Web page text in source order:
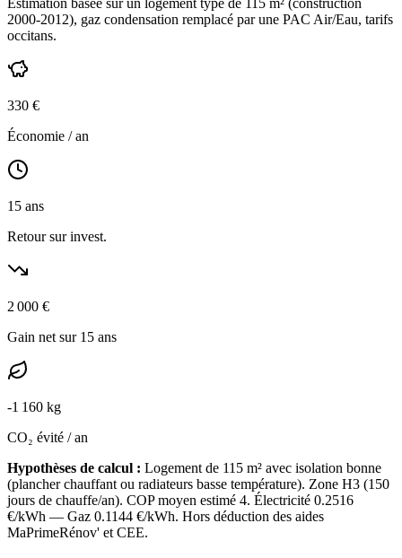
Estimation basée sur un logement type de 115 m² (construction
2000-2012), gaz condensation remplacé par une PAC Air/Eau, tarifs
occitans.
330 €
Économie / an
15 ans
Retour sur invest.
2 000 €
Gain net sur 15 ans
-1 160 kg
CO₂ évité / an
Hypothèses de calcul : Logement de 115 m² avec isolation bonne
(plancher chauffant ou radiateurs basse température). Zone H3 (150
jours de chauffe/an). COP moyen estimé 4. Électricité 0.2516
€/kWh — Gaz 0.1144 €/kWh. Hors déduction des aides
MaPrimeRénov' et CEE.